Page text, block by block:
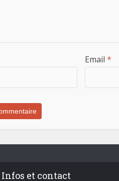
Email *
Infos et contact